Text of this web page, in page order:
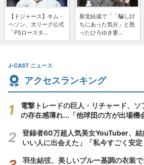
【ドジャース】キム・
ヘソン、大リーグ公式
「PSロースタ...
新党結成で「「騙し討
ちにあった気分」と怒
ったひろゆき妻...
J-CAST ニュース
アクセスランキング
電撃トレードの巨人・リチャード、ソ
の存在感薄れ...「他球団の方が出場機
登録者60万超人気美女YouTuber、
いい人に出会えた」「私今すごく安定
羽生結弦、美しいブルー基調の衣装